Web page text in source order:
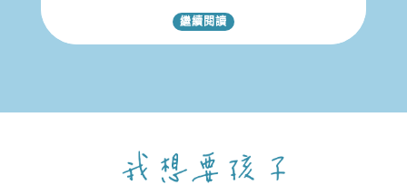
繼續閱讀